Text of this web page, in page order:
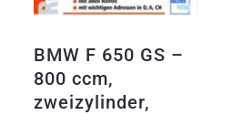
BMW F 650 GS –
800 ccm,
zweizylinder,